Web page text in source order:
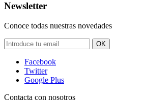
Newsletter
Conoce todas nuestras novedades
OK
Facebook
Twitter
Google Plus
Contacta con nosotros